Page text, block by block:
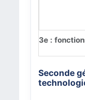
3e :
Seconde